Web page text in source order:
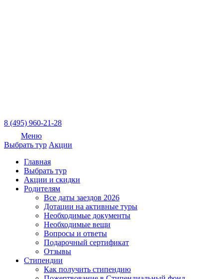
8 (495) 960-21-28
Меню
Выбрать тур Акции
Главная
Выбрать тур
Акции и скидки
Родителям
Все даты заездов 2026
Дотации на активные туры
Необходимые документы
Необходимые вещи
Вопросы и ответы
Подарочный сертификат
Отзывы
Стипендии
Как получить стипендию